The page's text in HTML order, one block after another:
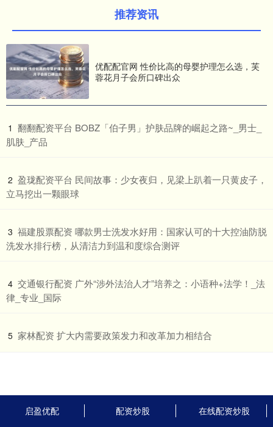
推荐资讯
优配配官网 性价比高的母婴护理怎么选，芙
蓉花月子会所口碑出众
1 ​翻翻配资平台 BOBZ「伯子男」护肤品牌的崛起之路~_男士_
肌肤_产品
2 ​盈珑配资平台 民间故事：少女夜归，见梁上趴着一只黄皮子，
立马挖出一颗眼球
3 ​福建股票配资 哪款男士洗发水好用：国家认可的十大控油防脱
洗发水排行榜，从清洁力到温和度综合测评
4 ​交通银行配资 广外“涉外法治人才”培养之：小语种+法学！_法
律_专业_国际
5 ​家林配资 扩大内需要政策发力和改革加力相结合
启盈优配 配资炒股 在线配资炒股